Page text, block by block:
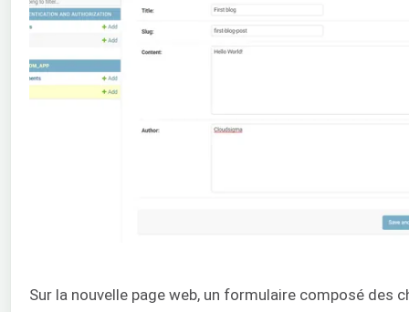
Sur la nouvelle page web, un formulaire composé des